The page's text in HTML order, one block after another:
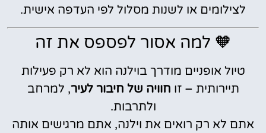
לצילומים או לשנות מסלול לפי העדפה אישית.
🧡 למה אסור לפספס את זה
טיול אופניים מודרך בוילנה הוא לא רק פעילות
תיירותית – זו חוויה של חיבור לעיר, למרחב
ולתרבות.
אתם לא רק רואים את וילנה, אתם מרגישים אותה